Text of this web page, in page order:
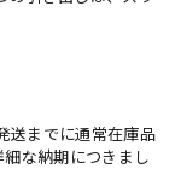
送までに通常在庫品
な納期につきまし